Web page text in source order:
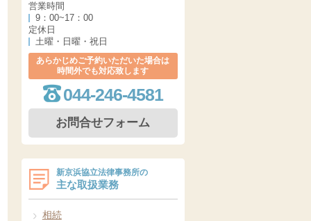
営業時間
9：00~17：00
定休日
土曜・日曜・祝日
あらかじめご予約いただいた場合は
時間外でも対応致します
044-246-4581
お問合せフォーム
新京浜協立法律事務所の
主な取扱業務
相続